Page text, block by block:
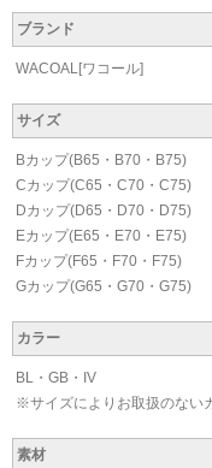
ブランド
WACOAL[ワコール]
サイズ
Bカップ(B65・B70・B75)
Cカップ(C65・C70・C75)
Dカップ(D65・D70・D75)
Eカップ(E65・E70・E75)
Fカップ(F65・F70・F75)
Gカップ(G65・G70・G75)
カラー
BL・GB・IV
※サイズによりお取扱のない
素材